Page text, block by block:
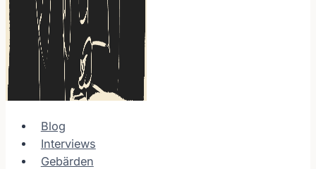
Blog
Interviews
Gebärden